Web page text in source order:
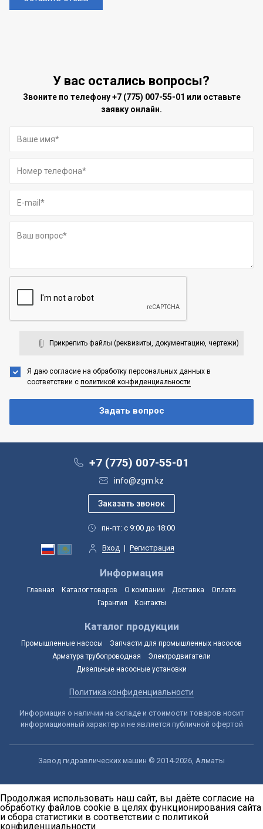
У вас остались вопросы?
Звоните по телефону+7 (775) 007-55-01 или оставьте
заявку онлайн.
Прикрепить файлы (реквизиты, документацию, чертежи)
Я даю согласие на обработку персональных данных в
соответствии с политикой конфиденциальности
+7 (775) 007-55-01
info@zgm.kz
пн-пт: с 9:00 до 18:00
Вход | Регистрация
Информация
Главная Каталог товаров О компании Доставка
Оплата
Гарантия
Контакты
Каталог продукции
Промышленные насосы
Запчасти для промышленных насосов
Арматура трубопроводная
Электродвигатели
Дизельные насосные установки
Политика конфиденциальности
Информация о наличии на складе и стоимости товаров носит
информационный характер и не является публичной офертой
Завод гидравлических машин © 2014-2026, Алматы
Продолжая использовать наш сайт, вы даёте согласие на
обработку файлов cookie в целях функционирования сайта
и сбора статистики в соответствии с политикой
конфиденциальности